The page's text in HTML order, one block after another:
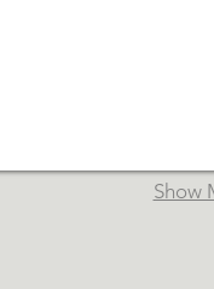
Show